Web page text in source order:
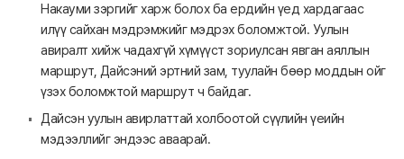
Накауми зэргийг харж болох ба ердийн үед хардагаас
илүү сайхан мэдрэмжийг мэдрэх боломжтой. Уулын
авиралт хийж чадахгүй хүмүүст зориулсан явган аяллын
маршрут, Дайсэний эртний зам, туулайн бөөр моддын ойг
үзэх боломжтой маршрут ч байдаг.
Дайсэн уулын авирлаттай холбоотой сүүлийн үеийн
мэдээллийг эндээс аваарай.